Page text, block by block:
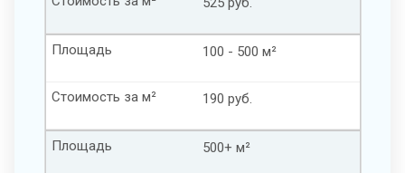
100 - 500 м²
Площадь
190 руб.
Стоимость за м²
500+ м²
Площадь